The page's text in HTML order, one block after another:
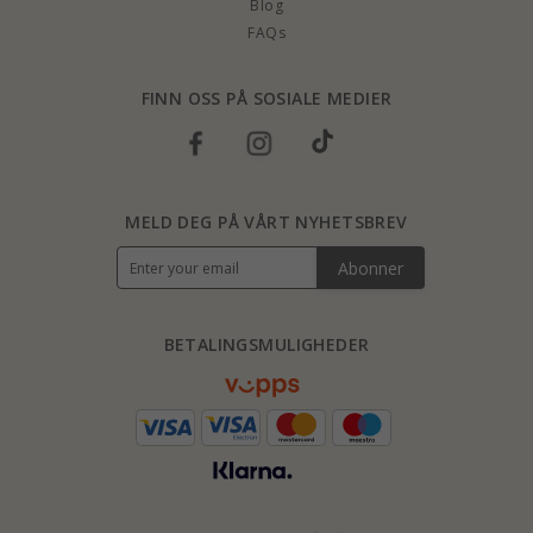
Blog
FAQs
FINN OSS PÅ SOSIALE MEDIER
BETALINGSMULIGHEDER
MELD DEG PÅ VÅRT NYHETSBREV
Abonner